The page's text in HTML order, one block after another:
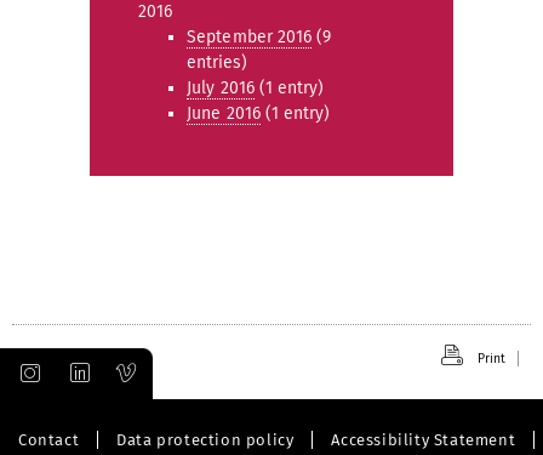
2016
September 2016 (9
entries)
July 2016(1 entry)
June 2016(1 entry)
Print
Contact Data protection policy Accessibility Statement